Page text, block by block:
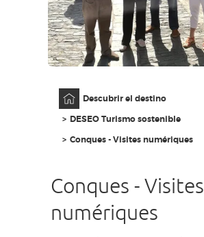
ES
Descubrir el destino
DESEO Turismo sostenible
Conques - Visites numériques
Conques - Visites
numériques